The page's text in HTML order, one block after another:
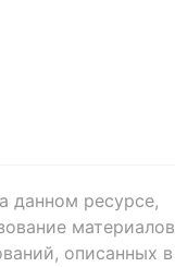
данном ресурсе,
материалов
описанных в